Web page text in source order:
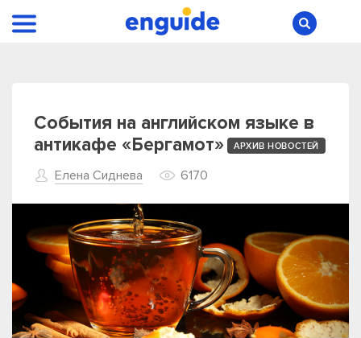
События на английском языке в
антикафе «Бергамот»
АРХИВ НОВОСТЕЙ
Елена Сиднева 6170